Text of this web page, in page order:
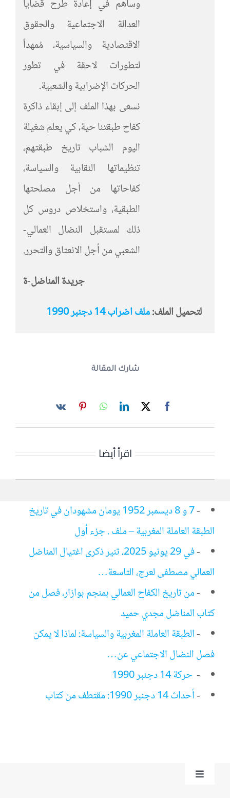
وساهم في إعادة طرح قضايا
العدالة الاجتماعية والحقوق
الاقتصادية والسياسية، مُمهداً
لتطورات لاحقة في تطور
الحركات الإضرابية والشعبية.
نسعى بهذا الملف إلى إبقاء ذاكرة
كفاح طبقتنا حية، كي يعلم شغيلة
اليوم الشباب تاريخ طبقتهم،
تنظيماتها النقابية والسياسة،
كفاحاتها من أجل مصلحتها
الطبقية، واستخلاص دروس كل
ذلك لمستقبل النضال العمالي-
الشعبي من أجل الانعتاق والتحرر.
جريدة المناضل-ة
لتحميل الملف:ملف اضراب 14 دجنبر 1990
شارك المقالة
اقرأ أيضا
-
7 و 8 ديسمبر 1952 يومان مشهودان في تاريخ
الطبقة العاملة المغربية – ملف . جزء أول
-
في 29 يونيو 2025، تنير ذكرى اغتيال المناضل
العمالي مصطفى لعرج، التاسعة…
-من تاريخ الكفاح العمالي بمنجم بوازار، فصل من
كتاب المناضل مجدي حميد
-الطبقة العاملة المغربية والسياسة: لماذا لا يمكن
فصل النضال الاجتماعي عن…
- حركة 14 دجنبر 1990
-أحداث 14 دجنبر 1990: مقتطف من كتاب
Toggle